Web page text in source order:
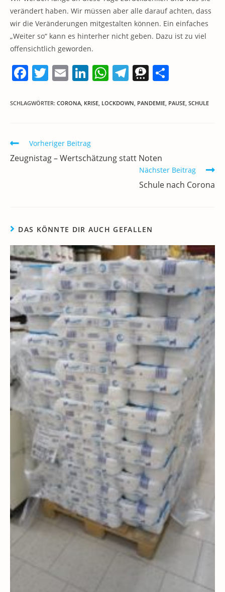
verändert haben. Wir müssen aber alle darauf achten, dass
wir die Veränderungen mitgestalten können. Ein einfaches
„Weiter so“ kann es hinterher nicht geben. Dazu ist zu viel
offensichtlich geworden.
F
c
b
o
o
T
itt
E
ai
Li
k
dI
n
W
at
p
p
T
e
m
T
re
a
le
SCHLAGWÖRTER: CORONA, KRISE, LOCKDOWN, PANDEMIE, PAUSE, SCHULE
Weitere
ansehen
Vorheriger Beitrag
Zeugnistag – Wertschätzung statt Noten
Nächster Beitrag
Schule nach Corona
DAS KÖNNTE DIR AUCH GEFALLEN